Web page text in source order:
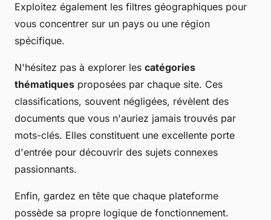
Exploitez également les filtres géographiques pour
vous concentrer sur un pays ou une région
spécifique.
N'hésitez pas à explorer les catégories
thématiques proposées par chaque site. Ces
classifications, souvent négligées, révèlent des
documents que vous n'auriez jamais trouvés par
mots-clés. Elles constituent une excellente porte
d'entrée pour découvrir des sujets connexes
passionnants.
Enfin, gardez en tête que chaque plateforme
possède sa propre logique de fonctionnement.